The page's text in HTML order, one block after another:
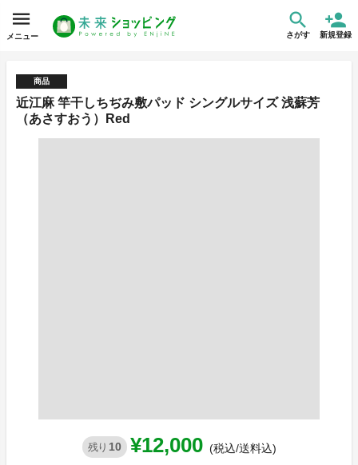
メニュー さがす 新規登録
商品
近江麻 竿干しちぢみ敷パッド シングルサイズ 浅蘇芳
（あさすおう）Red
残り 10 ¥12,000 (税込/送料込)